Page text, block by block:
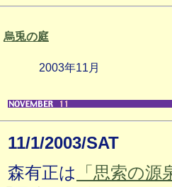
烏兎の庭
2003年11月
11/1/2003/SAT
森有正は
「思索の